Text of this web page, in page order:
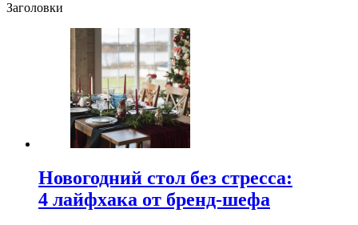
Заголовки
Новогодний стол без стресса:
4 лайфхака от бренд-шефа